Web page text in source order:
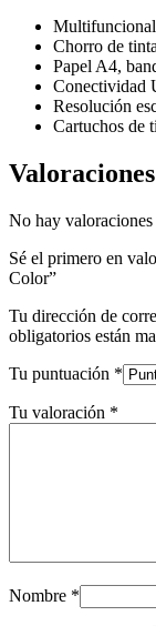
Chorro de
Papel A4,
Conectividad
Resolución
Cartuchos de
Valoraciones
No hay valoraciones
Sé el primero en
Color”
Tu dirección de
obligatorios están
Tu puntuación *
Tu valoración *
Nombre *